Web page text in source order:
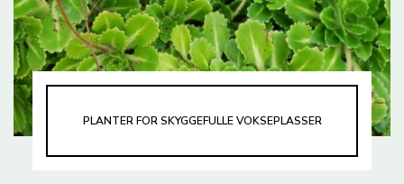
PLANTER FOR SKYGGEFULLE VOKSEPLASSER